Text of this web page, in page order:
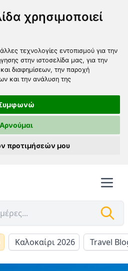
χρησιμοποιεί
τεχνολογίες εντοπισμού για την
στην ιστοσελίδα μας, για την
διαφημίσεων, την παροχή
και την ανάλυση της
Αρνούμαι
προτιμήσεών μου
Καλοκαίρι 2026 Travel